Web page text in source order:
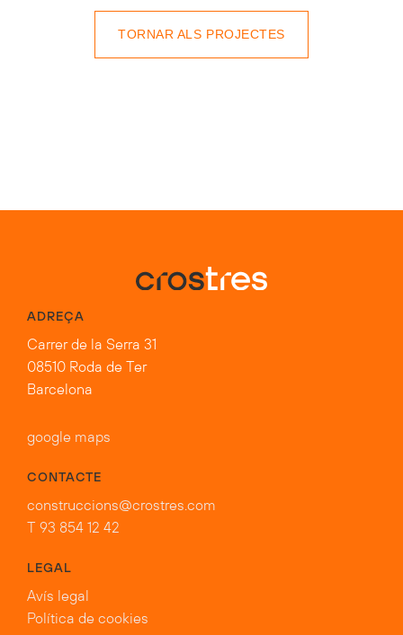
TORNAR ALS PROJECTES
ADREÇA
Carrer de la Serra 31
08510 Roda de Ter
Barcelona
google maps
CONTACTE
construccions@crostres.com
T 93 854 12 42
LEGAL
Avís legal
Política de cookies